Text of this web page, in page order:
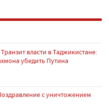
Транзит власти в Таджикистане:
убедить Путина
с уничтожением